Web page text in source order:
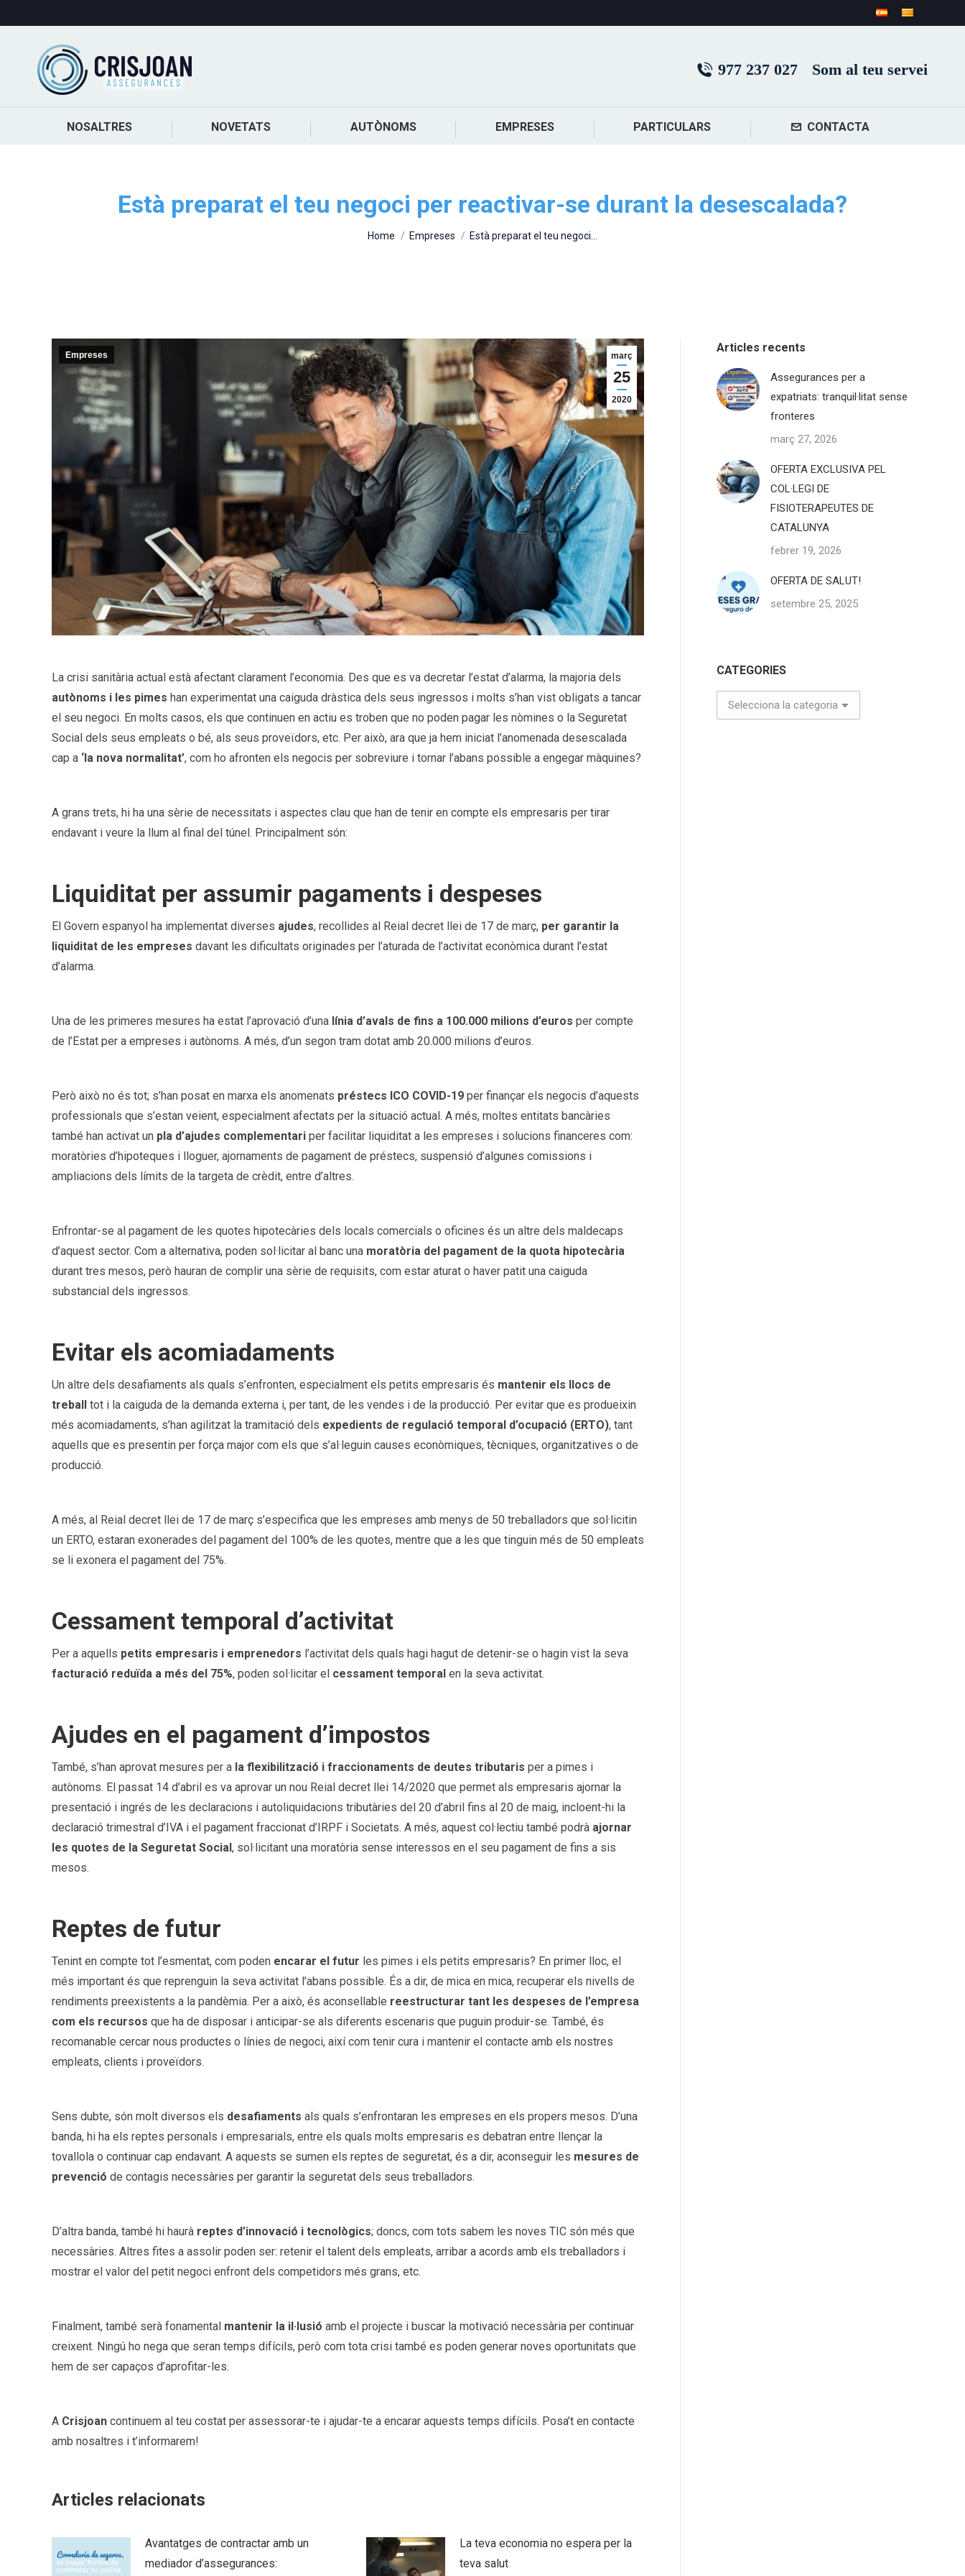
977 237 027 Som al teu servei
NOSALTRES NOVETATS AUTÒNOMS EMPRESES PARTICULARS CONTACTA
Està preparat el teu negoci per reactivar-se durant la desescalada?
You are here:
Home Empreses Està preparat el teu negoci…
març
25
2020
Empreses
La crisi sanitària actual està afectant clarament l’economia. Des que es va decretar l’estat d’alarma, la majoria dels
autònoms i les pimes han experimentat una caiguda dràstica dels seus ingressos i molts s’han vist obligats a tancar
el seu negoci. En molts casos, els que continuen en actiu es troben que no poden pagar les nòmines o la Seguretat
Social dels seus empleats o bé, als seus proveïdors, etc. Per això, ara que ja hem iniciat l’anomenada desescalada
cap a ‘la nova normalitat’, com ho afronten els negocis per sobreviure i tornar l’abans possible a engegar màquines?
A grans trets, hi ha una sèrie de necessitats i aspectes clau que han de tenir en compte els empresaris per tirar
endavant i veure la llum al final del túnel. Principalment són:
Liquiditat per assumir pagaments i despeses
El Govern espanyol ha implementat diverses ajudes, recollides al Reial decret llei de 17 de març, per garantir la
liquiditat de les empreses davant les dificultats originades per l’aturada de l’activitat econòmica durant l’estat
d’alarma.
Una de les primeres mesures ha estat l’aprovació d’una línia d’avals de fins a 100.000 milions d’euros per compte
de l’Estat per a empreses i autònoms. A més, d’un segon tram dotat amb 20.000 milions d’euros.
Però això no és tot; s’han posat en marxa els anomenats préstecs ICO COVID-19 per finançar els negocis d’aquests
professionals que s’estan veient, especialment afectats per la situació actual. A més, moltes entitats bancàries
també han activat un pla d’ajudes complementari per facilitar liquiditat a les empreses i solucions financeres com:
moratòries d’hipoteques i lloguer, ajornaments de pagament de préstecs, suspensió d’algunes comissions i
ampliacions dels límits de la targeta de crèdit, entre d’altres.
Enfrontar-se al pagament de les quotes hipotecàries dels locals comercials o oficines és un altre dels maldecaps
d’aquest sector. Com a alternativa, poden sol·licitar al banc una moratòria del pagament de la quota hipotecària
durant tres mesos, però hauran de complir una sèrie de requisits, com estar aturat o haver patit una caiguda
substancial dels ingressos.
Evitar els acomiadaments
Un altre dels desafiaments als quals s’enfronten, especialment els petits empresaris és mantenir els llocs de
treball tot i la caiguda de la demanda externa i, per tant, de les vendes i de la producció. Per evitar que es produeixin
més acomiadaments, s’han agilitzat la tramitació dels expedients de regulació temporal d’ocupació (ERTO), tant
aquells que es presentin per força major com els que s’al·leguin causes econòmiques, tècniques, organitzatives o de
producció.
A més, al Reial decret llei de 17 de març s’especifica que les empreses amb menys de 50 treballadors que sol·licitin
un ERTO, estaran exonerades del pagament del 100% de les quotes, mentre que a les que tinguin més de 50 empleats
se li exonera el pagament del 75%.
Cessament temporal d’activitat
Per a aquells petits empresaris i emprenedors l’activitat dels quals hagi hagut de detenir-se o hagin vist la seva
facturació reduïda a més del 75%, poden sol·licitar el cessament temporal en la seva activitat.
Ajudes en el pagament d’impostos
També, s’han aprovat mesures per a la flexibilització i fraccionaments de deutes tributaris per a pimes i
autònoms. El passat 14 d’abril es va aprovar un nou Reial decret llei 14/2020 que permet als empresaris ajornar la
presentació i ingrés de les declaracions i autoliquidacions tributàries del 20 d’abril fins al 20 de maig, incloent-hi la
declaració trimestral d’IVA i el pagament fraccionat d’IRPF i Societats. A més, aquest col·lectiu també podrà ajornar
les quotes de la Seguretat Social, sol·licitant una moratòria sense interessos en el seu pagament de fins a sis
mesos.
Reptes de futur
Tenint en compte tot l’esmentat, com poden encarar el futur les pimes i els petits empresaris? En primer lloc, el
més important és que reprenguin la seva activitat l’abans possible. És a dir, de mica en mica, recuperar els nivells de
rendiments preexistents a la pandèmia. Per a això, és aconsellable reestructurar tant les despeses de l’empresa
com els recursos que ha de disposar i anticipar-se als diferents escenaris que puguin produir-se. També, és
recomanable cercar nous productes o línies de negoci, així com tenir cura i mantenir el contacte amb els nostres
empleats, clients i proveïdors.
Sens dubte, són molt diversos els desafiaments als quals s’enfrontaran les empreses en els propers mesos. D’una
banda, hi ha els reptes personals i empresarials, entre els quals molts empresaris es debatran entre llençar la
tovallola o continuar cap endavant. A aquests se sumen els reptes de seguretat, és a dir, aconseguir les mesures de
prevenció de contagis necessàries per garantir la seguretat dels seus treballadors.
D’altra banda, també hi haurà reptes d’innovació i tecnològics; doncs, com tots sabem les noves TIC són més que
necessàries. Altres fites a assolir poden ser: retenir el talent dels empleats, arribar a acords amb els treballadors i
mostrar el valor del petit negoci enfront dels competidors més grans, etc.
Finalment, també serà fonamental mantenir la il·lusió amb el projecte i buscar la motivació necessària per continuar
creixent. Ningú ho nega que seran temps difícils, però com tota crisi també es poden generar noves oportunitats que
hem de ser capaços d’aprofitar-les.
A Crisjoan continuem al teu costat per assessorar-te i ajudar-te a encarar aquests temps difícils. Posa’t en contacte
amb nosaltres i t’informarem!
Articles relacionats
Avantatges de contractar amb un
mediador d’assegurances:
La teva economia no espera per la
teva salut
Articles recents
Assegurances per a
expatriats: tranquil·litat sense
fronteres
març 27, 2026
OFERTA EXCLUSIVA PEL
COL·LEGI DE
FISIOTERAPEUTES DE
CATALUNYA
febrer 19, 2026
OFERTA DE SALUT!
setembre 25, 2025
CATEGORIES
CATEGORIES